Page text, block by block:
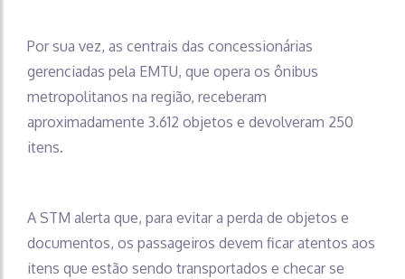
Por sua vez, as centrais das concessionárias
gerenciadas pela EMTU, que opera os ônibus
metropolitanos na região, receberam
aproximadamente 3.612 objetos e devolveram 250
itens.
A STM alerta que, para evitar a perda de objetos e
documentos, os passageiros devem ficar atentos aos
itens que estão sendo transportados e checar se